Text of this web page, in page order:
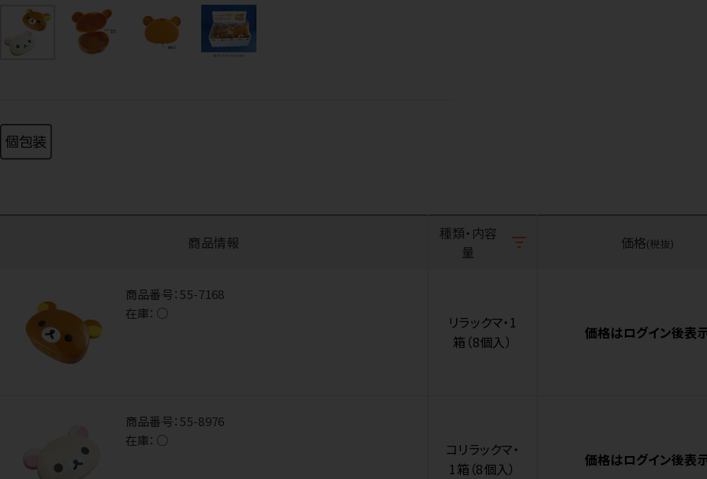
商品情報
種類・内容
量
価格(税抜)
商品番号：55-7168
在庫： ○
リラックマ・1
箱（8個入）
価格はログイン後表
商品番号：55-8976
在庫： ○
コリラックマ・
1箱（8個入）
価格はログイン後表